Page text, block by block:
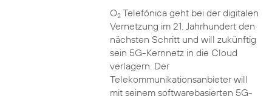
O2Telefónica geht bei der digitalen
Vernetzung im 21. Jahrhundert den
nächsten Schritt und will zukünftig
sein 5G-Kernnetz in die Cloud
verlagern. Der
Telekommunikationsanbieter will
mit seinem softwarebasierten 5G-